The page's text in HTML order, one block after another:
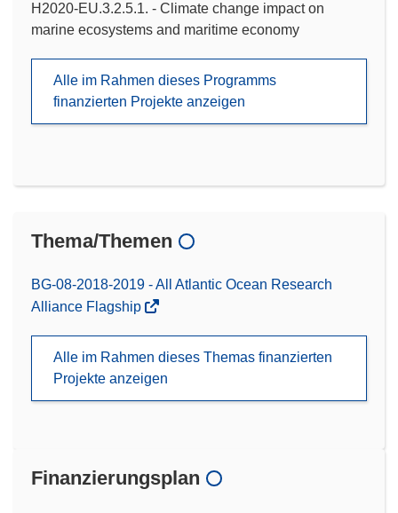
H2020-EU.3.2.5.1. - Climate change impact on
marine ecosystems and maritime economy
Alle im Rahmen dieses Programms
finanzierten Projekte anzeigen
Thema/Themen
BG-08-2018-2019 - All Atlantic Ocean Research
Alliance Flagship
Alle im Rahmen dieses Themas finanzierten
Projekte anzeigen
Finanzierungsplan